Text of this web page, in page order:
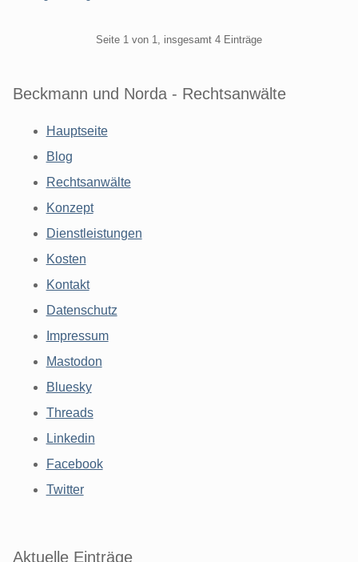
Seite 1 von 1, insgesamt 4 Einträge
Beckmann und Norda - Rechtsanwälte
Hauptseite
Blog
Rechtsanwälte
Konzept
Dienstleistungen
Kosten
Kontakt
Datenschutz
Impressum
Mastodon
Bluesky
Threads
Linkedin
Facebook
Twitter
Aktuelle Einträge